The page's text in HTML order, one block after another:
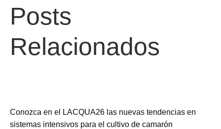
Posts
Relacionados
Conozca en el LACQUA26 las nuevas tendencias en
sistemas intensivos para el cultivo de camarón